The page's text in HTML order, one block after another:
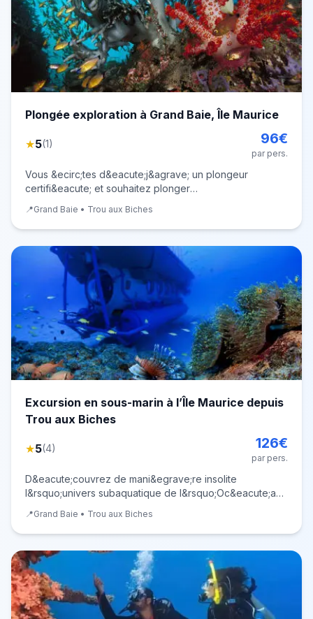
Plongée exploration à Grand Baie, Île Maurice
★5(1) 96€
par pers.
Vous &ecirc;tes d&eacute;j&agrave; un plongeur
certifi&eacute; et souhaitez plonger
Baie avec l'&eacute;quipe de Sunset Diving pour aller
explorer les plus beaux sites de plong&eacute;e du
nord
📍Grand Baie • Trou aux Biches
Excursion en sous-marin à l’Île Maurice depuis
Trou aux Biches
★5(4) 126€
par pers.
D&eacute;couvrez de mani&egrave;re insolite
l&rsquo;univers subaquatique de l&rsquo;Oc&eacute;an
&agrave; l&rsquo;&Icirc;le Maurice ! Exp&eacute;rience
unique en son genre sur l&rsquo;&Icirc;le Ma
📍Grand Baie • Trou aux Biches